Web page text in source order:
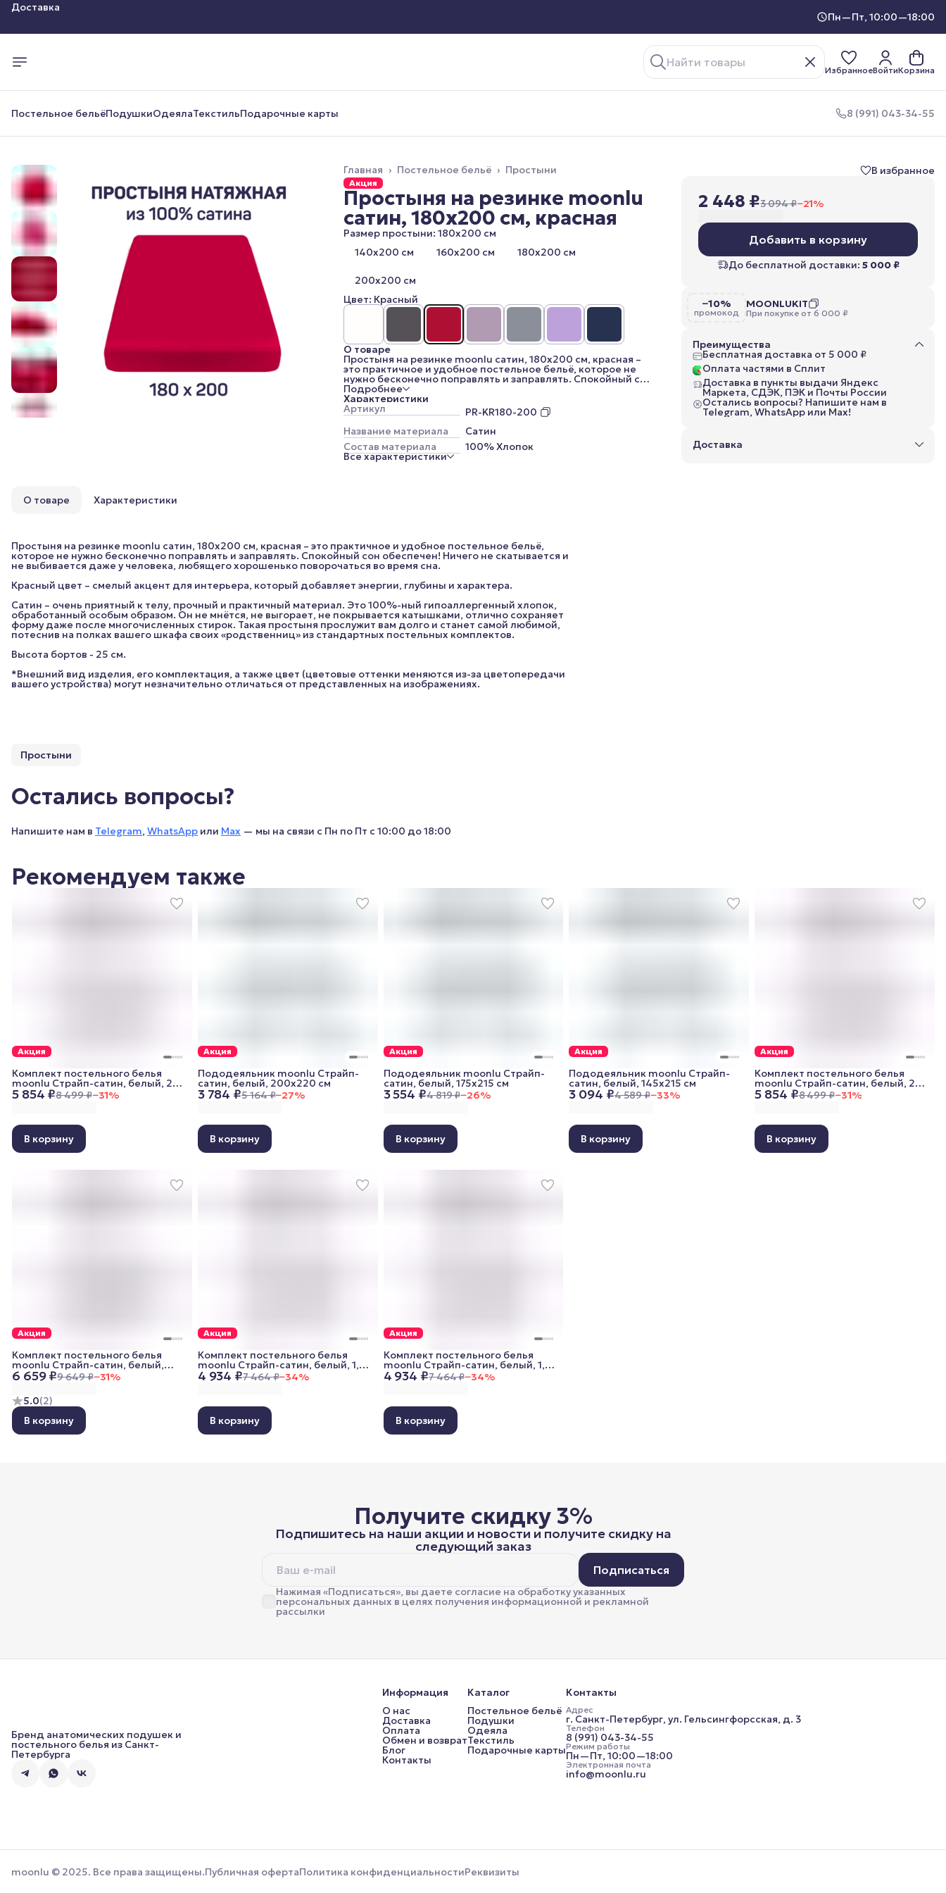
Пн—Пт, 10:00—18:00
ИзбранноеВойтиКорзина
Постельное бельёПодушкиОдеялаТекстильПодарочные карты 8 (991) 043-34-55
Простыни
Постельное бельё ›
Главная ›
Акция
Простыня на резинке moonlu
сатин, 180x200 см, красная
Размер простыни: 180х200 см
140х200 см
160х200 см 180х200 см
200х200 см
Цвет: Красный
О товаре
Простыня на резинке moonlu сатин, 180x200 см, красная –
это практичное и удобное постельное бельё, которое не
нужно бесконечно поправлять и заправлять. Спокойный сон
обеспечен! Ничего не скатывается и не выбивается даже у
человека, любящего хорошенько поворочаться во время
сна.
Красный цвет – смелый акцент для интерьера, который
добавляет энергии, глубины и характера.
Сатин – очень приятный к телу, прочный и практичный
материал. Это 100%-ный гипоаллергенный хлопок,
обработанный особым образом. Он не мнётся, не выгорает,
устройства) могут незначительно отличаться от
представленных на изображениях.
Подробнее
Характеристики
Артикул
PR-KR180-200
Название материала
Сатин
Состав материала
100% Хлопок
Все характеристики
В избранное
2 448 ₽3 094 ₽−21%
Добавить в корзину
До бесплатной доставки: 5 000 ₽
−10%
промокод
MOONLUKIT
При покупке от 6 000 ₽
Преимущества
Бесплатная доставка от 5 000 ₽
Оплата частями в Сплит
Доставка в пункты выдачи Яндекс
Маркета, СДЭК, ПЭК и Почты России
Остались вопросы? Напишите нам в
Telegram, WhatsApp или Max!
Доставка
О товаре Характеристики
Простыня на резинке moonlu сатин, 180x200 см, красная – это практичное и удобное постельное бельё,
которое не нужно бесконечно поправлять и заправлять. Спокойный сон обеспечен! Ничего не скатывается и
не выбивается даже у человека, любящего хорошенько поворочаться во время сна.
Красный цвет – смелый акцент для интерьера, который добавляет энергии, глубины и характера.
Сатин – очень приятный к телу, прочный и практичный материал. Это 100%-ный гипоаллергенный хлопок,
обработанный особым образом. Он не мнётся, не выгорает, не покрывается катышками, отлично сохраняет
форму даже после многочисленных стирок. Такая простыня прослужит вам долго и станет самой любимой,
потеснив на полках вашего шкафа своих «родственниц» из стандартных постельных комплектов.
Высота бортов - 25 см.
*Внешний вид изделия, его комплектация, а также цвет (цветовые оттенки меняются из-за цветопередачи
вашего устройства) могут незначительно отличаться от представленных на изображениях.
Простыни
Остались вопросы?
Напишите нам в Telegram, WhatsApp или Max — мы на связи с Пн по Пт с 10:00 до 18:00
Рекомендуем также
Акция
5 854 ₽8 499 ₽−31%
Комплект постельного белья
moonlu Страйп-сатин, белый, 2
спальный (наволочки 50x70 см)
В корзину
Акция
3 784 ₽5 164 ₽−27%
Пододеяльник moonlu Cтрайп-
сатин, белый, 200x220 см
В корзину
Акция
3 554 ₽4 819 ₽−26%
Пододеяльник moonlu Cтрайп-
сатин, белый, 175x215 см
В корзину
Акция
3 094 ₽4 589 ₽−33%
Пододеяльник moonlu Cтрайп-
сатин, белый, 145x215 см
В корзину
Акция
5 854 ₽8 499 ₽−31%
Комплект постельного белья
moonlu Страйп-сатин, белый, 2
спальный (наволочки 70x70 см)
В корзину
Акция
5.0(2)
6 659 ₽9 649 ₽−31%
Комплект постельного белья
moonlu Страйп-сатин, белый,
евро (наволочки 50x70 см)
В корзину
Акция
4 934 ₽7 464 ₽−34%
Комплект постельного белья
moonlu Страйп-сатин, белый, 1,5
спальный (наволочки 70x70 см)
В корзину
Акция
4 934 ₽7 464 ₽−34%
Комплект постельного белья
moonlu Страйп-сатин, белый, 1,5
спальный (наволочки 50x70 см)
В корзину
Получите скидку 3%
Подпишитесь на наши акции и новости и получите скидку на
следующий заказ
Подписаться
Нажимая «Подписаться», вы даете согласие на обработку указанных
персональных данных в целях получения информационной и рекламной
рассылки
Бренд анатомических подушек и
постельного белья из Санкт-
Петербурга
Информация
О нас
Доставка
Оплата
Обмен и возврат
Блог
Контакты
Каталог
Постельное бельё
Подушки
Одеяла
Текстиль
Подарочные карты
Контакты
Адрес
г. Санкт-Петербург, ул. Гельсингфорсская, д. 3
Телефон
8 (991) 043-34-55
Режим работы
Пн—Пт, 10:00—18:00
Электронная почта
info@moonlu.ru
moonlu © 2025. Все права защищены.Публичная офертаПолитика конфиденциальностиРеквизиты